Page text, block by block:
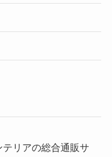
リアの総合通販サ